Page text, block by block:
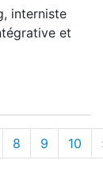
interniste
et
8 9 10